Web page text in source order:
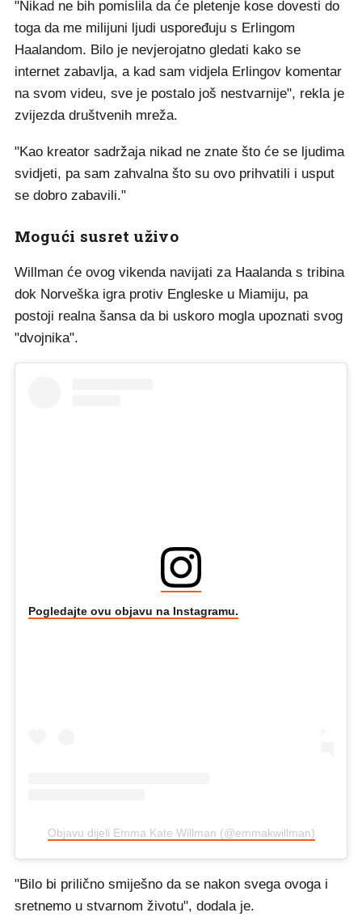
"Nikad ne bih pomislila da će pletenje kose dovesti do
toga da me milijuni ljudi uspoređuju s Erlingom
Haalandom. Bilo je nevjerojatno gledati kako se
internet zabavlja, a kad sam vidjela Erlingov komentar
na svom videu, sve je postalo još nestvarnije", rekla je
zvijezda društvenih mreža.
"Kao kreator sadržaja nikad ne znate što će se ljudima
svidjeti, pa sam zahvalna što su ovo prihvatili i usput
se dobro zabavili."
Mogući susret uživo
Willman će ovog vikenda navijati za Haalanda s tribina
dok Norveška igra protiv Engleske u Miamiju, pa
postoji realna šansa da bi uskoro mogla upoznati svog
"dvojnika".
Pogledajte ovu objavu na Instagramu.
Objavu dijeli Emma Kate Willman (@emmakwillman)
"Bilo bi prilično smiješno da se nakon svega ovoga i
sretnemo u stvarnom životu", dodala je.